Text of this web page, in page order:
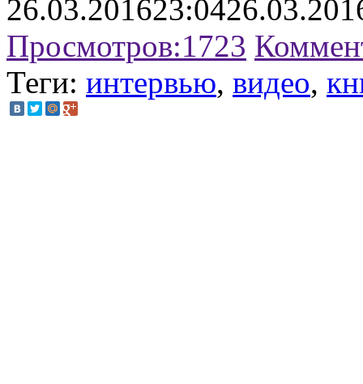
26.03.201623:04
Просмотров:1723
Теги: интервью, видео,